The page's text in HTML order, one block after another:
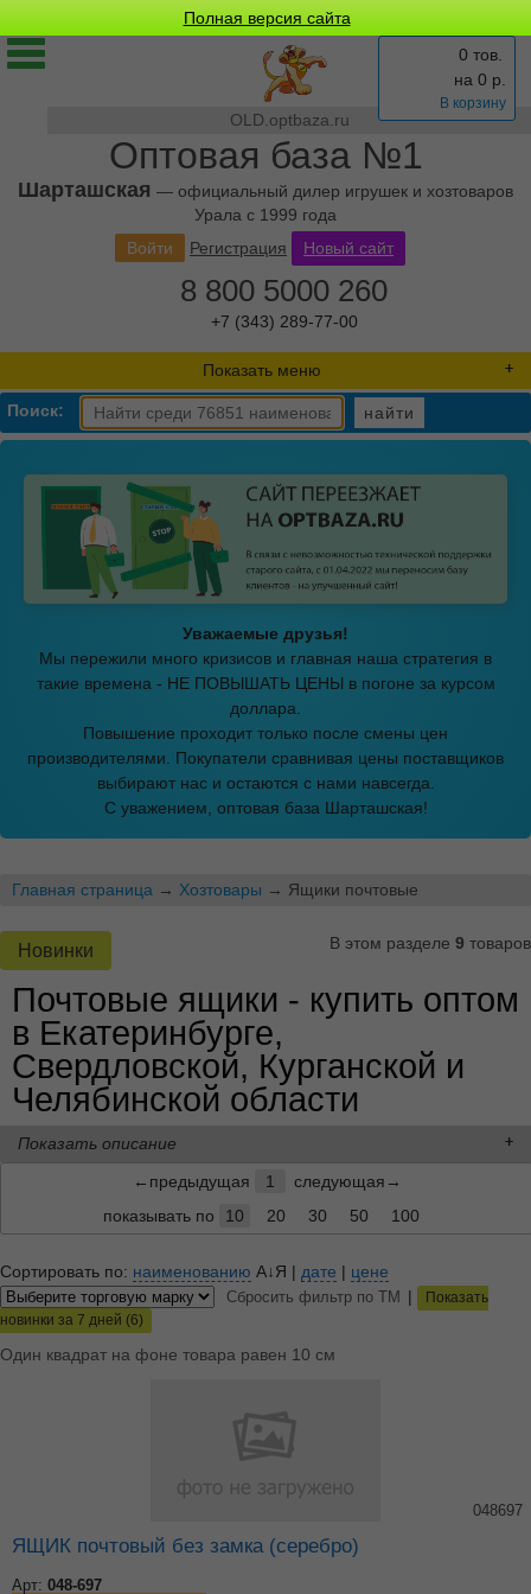
Полная версия сайта
OLD.optbaza.ru
Оптовая база №1
Шарташская — официальный дилер игрушек и хозтоваров
Урала с 1999 года
0 тов.
на 0 р.
В корзину
Войти Регистрация Новый сайт
8 800 5000 260
+7 (343) 289-77-00
Показать меню
Поиск: найти
Уважаемые друзья!
Мы пережили много кризисов и главная наша стратегия в
такие времена - НЕ ПОВЫШАТЬ ЦЕНЫ в погоне за курсом
доллара.
Повышение проходит только после смены цен
производителями. Покупатели сравнивая цены поставщиков
выбирают нас и остаются с нами навсегда.
С уважением, оптовая база Шарташская!
Главная страница → Хозтовары → Ящики почтовые
В этом разделе 9 товаров
Новинки
Почтовые ящики - купить оптом
в Екатеринбурге,
Свердловской, Курганской и
Челябинской области
Показать описание
←предыдущая
1
следующая→
показывать по
10 20 30 50 100
Сортировать по: наименованию А↓Я | дате | цене
Сбросить фильтр по ТМ |
Показать
новинки за 7 дней (6)
Один квадрат на фоне товара равен 10 см
048697
ЯЩИК почтовый без замка (серебро)
Арт: 048-697